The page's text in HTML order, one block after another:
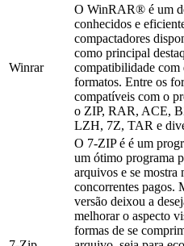
Winrar
O WinRAR® é um
conhecidos e
compactadores
como principal
compatibilidade com
formatos. Entre os
compatíveis com o
o ZIP, RAR, ACE,
LZH, 7Z, TAR e
O 7-ZIP é é um
um ótimo programa
arquivos e se mostra
concorrentes pagos.
versão deixou a
melhorar o aspecto
formas de se